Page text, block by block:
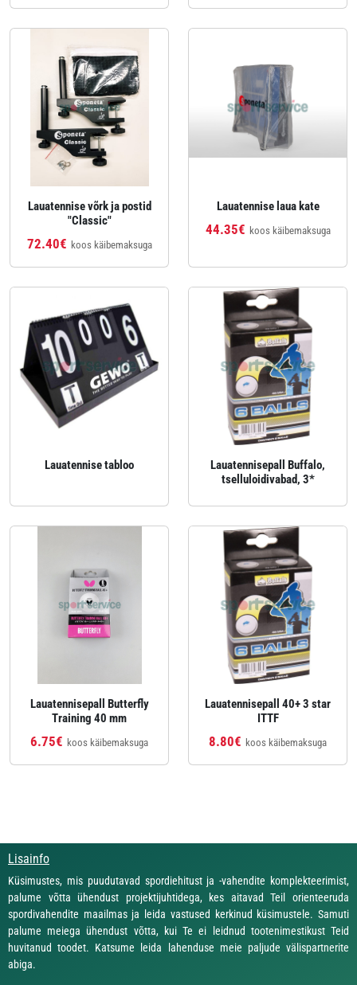
Lauatennise võrk ja postid
"Classic"
72.40€ koos käibemaksuga
Lauatennise laua kate
44.35€ koos käibemaksuga
Lauatennise tabloo
Lauatennisepall Buffalo,
tselluloidivabad, 3*
Lauatennisepall Butterfly
Training 40 mm
6.75€ koos käibemaksuga
Lauatennisepall 40+ 3 star
ITTF
8.80€ koos käibemaksuga
Lisainfo
Küsimustes, mis puudutavad spordiehitust ja -vahendite komplekteerimist,
palume võtta ühendust projektijuhtidega, kes aitavad Teil orienteeruda
spordivahendite maailmas ja leida vastused kerkinud küsimustele. Samuti
palume meiega ühendust võtta, kui Te ei leidnud tootenimestikust Teid
huvitanud toodet. Katsume leida lahenduse meie paljude välispartnerite
abiga.